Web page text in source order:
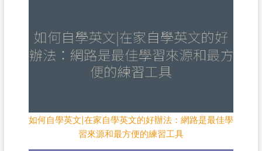
如何自學英文|在家自學英文的好辦法：網路是最佳學
習來源和最方便的練習工具